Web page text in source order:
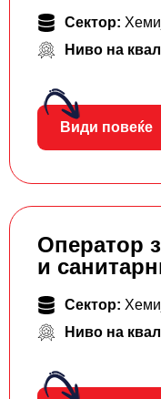
Сектор:
Ниво на
Види повеќе
Оператор
и
Сектор:
Ниво на